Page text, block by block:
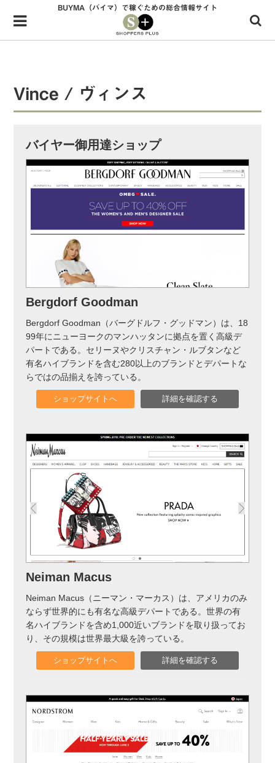
Menu
HOME
34歳独身OLバイマ実践記
ファッショントレンドを発信！SP通信
BUYMAで人気のブランド
BUYMAの売れ筋商品
バイマの疑問に現役パーソナルショッパーが答えてみた
実録！海外ショップで買ってみた！
海外SHOP LIST
パーソナルショッパー指南書
BUYMA（バイマ）で稼ぐための総合情報サイト
Vince / ヴィンス
バイヤー御用達ショップ
Bergdorf Goodman
Bergdorf Goodman（バーグドルフ・グッドマン）は、18
99年にニューヨークのマンハッタンに拠点を置く高級デ
パートである。セリーヌやクリスチャン・ルブタンなど
有名ハイブランドを含む280以上のブランドとデパートな
らではの品揃えを誇っている。
ショップサイトへ 詳細を確認する
Neiman Macus
Neiman Macus（ニーマン・マーカス）は、アメリカのみ
ならず世界的にも有名な高級デパートである。世界の有
名ハイブランドを含め1,000近いブランドを取り扱ってお
り、その規模は世界最大級を誇っている。
ショップサイトへ 詳細を確認する